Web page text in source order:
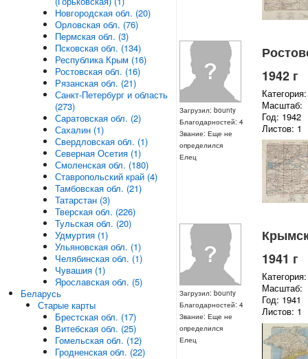
Загрузил: bounty
Благодарностей: 4
Звание: Еще не
определился
Елец
1942 г
Масштаб:
Год: 1942
Листов: 1
Загрузил: bounty
Благодарностей: 4
Звание: Еще не
определился
Елец
1941 г
Масштаб:
Год: 1941
Листов: 1
Новгородская обл. (20)
Орловская обл. (76)
Пермская обл. (3)
Псковская обл. (134)
Республика Крым (16)
Ростовская обл. (16)
Рязанская обл. (21)
Санкт-Петербург и область
(273)
Саратовская обл. (2)
Сахалин (1)
Свердловская обл. (1)
Северная Осетия (1)
Смоленская обл. (180)
Ставропольский край (4)
Тамбовская обл. (21)
Татарстан (3)
Тверская обл. (226)
Тульская обл. (20)
Удмуртия (1)
Ульяновская обл. (1)
Челябинская обл. (1)
Чувашия (1)
Ярославская обл. (5)
Беларусь
Старые карты
Брестская обл. (17)
Витебская обл. (25)
Гомельская обл. (12)
Гродненская обл. (22)